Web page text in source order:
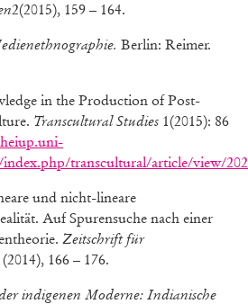
2(2015), 159 – 164.
Berlin: Reimer.
in the Production of Post-
Transcultural Studies 1(2015): 86
transcultural/article/view/
und nicht-lineare
Auf Spurensuche nach einer
Zeitschrift für
166 – 176.
indigenen Moderne: Indianische